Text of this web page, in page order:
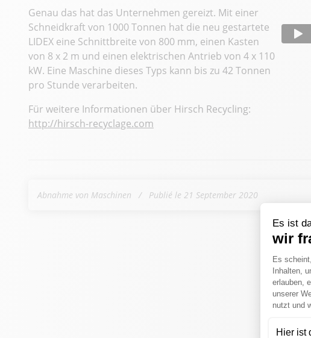
Genau das hat das Unternehmen gereizt. Mit einer
Schneidkraft von 1000 Tonnen hat die neu gestartete
LIDEX eine Schnittbreite von 800 mm, einen Kasten
von 8 x 2 m und einen elektrischen Antrieb von 4 x 110
kW. Eine Maschine dieses Typs kann bis zu 42 Tonnen
pro Stunde verarbeiten.
Für weitere Informationen über Hirsch Recycling:
http://hirsch-recyclage.com
Abnahme von Maschinen Publié le 21 September 2020
Es ist
wir
Es
Inhalten,
erlauben,
unserer
nutzt und
Hier ist